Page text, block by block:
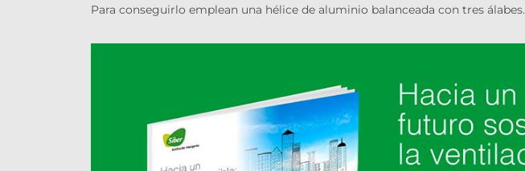
Para conseguirlo emplean una hélice de aluminio balanceada con tres álabes.